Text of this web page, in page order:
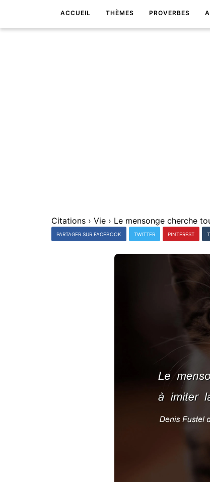
ACCUEIL THÈMES PROVERBES
Citations › Vie ›
PARTAGER SUR FACEBOOK TWITTER PINTEREST